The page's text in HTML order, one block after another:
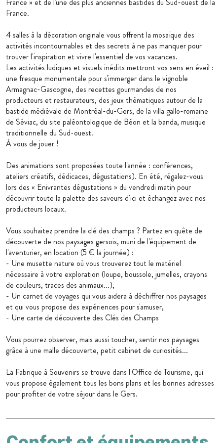
France.
4 salles à la décoration originale vous offrent la mosaïque des
activités incontournables et des secrets à ne pas manquer pour
trouver l'inspiration et vivre l'essentiel de vos vacances.
Les activités ludiques et visuels inédits mettront vos sens en éveil :
une fresque monumentale pour s'immerger dans le vignoble
Armagnac-Gascogne, des recettes gourmandes de nos
producteurs et restaurateurs, des jeux thématiques autour de la
bastide médiévale de Montréal-du-Gers, de la villa gallo-romaine
de Séviac, du site paléontologique de Béon et la banda, musique
traditionnelle du Sud-ouest.
À vous de jouer !
Des animations sont proposées toute l'année : conférences,
ateliers créatifs, dédicaces, dégustations). En été, régalez-vous
lors des « Enivrantes dégustations » du vendredi matin pour
découvrir toute la palette des saveurs d'ici et échangez avec nos
producteurs locaux.
Vous souhaitez prendre la clé des champs ? Partez en quête de
découverte de nos paysages gersois, muni de l'équipement de
l'aventurier, en location (5 € la journée) :
- Une musette nature où vous trouverez tout le matériel
nécessaire à votre exploration (loupe, boussole, jumelles, crayons
de couleurs, traces des animaux...),
- Un carnet de voyages qui vous aidera à déchiffrer nos paysages
et qui vous propose des expériences pour s'amuser,
- Une carte de découverte des Clés des Champs
Vous pourrez observer, mais aussi toucher, sentir nos paysages
grâce à une malle découverte, petit cabinet de curiosités...
La Fabrique à Souvenirs se trouve dans l'Office de Tourisme, qui
vous propose également tous les bons plans et les bonnes adresses
pour profiter de votre séjour dans le Gers.